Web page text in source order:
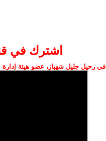
اشترك في
في رحيل جليل شهباز، عضو هيئة إدارة